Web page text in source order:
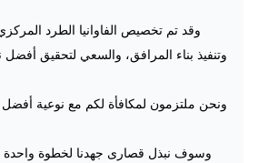
وقد تم تخصيص الفاوانيا الطرد
وتنفيذ بناء المرافق، والسعي لتحقيق أفضل
ونحن ملتزمون لمكافأة لكم مع نوعية
وسوف نبذل قصارى جهدنا لخطوة واحدة